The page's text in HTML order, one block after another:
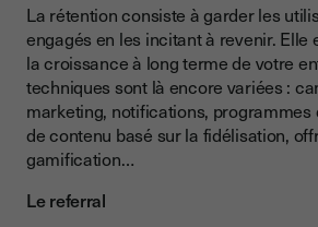
La rétention consiste à garder les
engagés en les incitant à revenir. Elle
la croissance à long terme de votre
techniques sont là encore variées :
marketing, notifications,
de contenu basé sur la fidélisation,
gamification…
Le referral